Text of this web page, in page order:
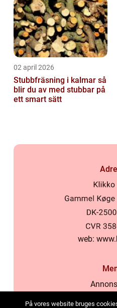
02 april 2026
Stubbfräsning i kalmar så
blir du av med stubbar på
ett smart sätt
web:
På vores website bruges